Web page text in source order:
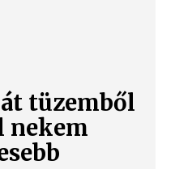
tüzemből
nekem